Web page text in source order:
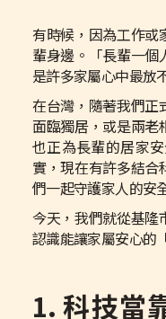
有時候，因為工作
輩身邊。「長輩一
是許多家屬心中最放
在台灣，隨著我們正
面臨獨居，或是兩
也正為長輩的居家
實，現在有許多結
們一起守護家人的安
今天，我們就從基隆
認識能讓家屬安心的
1. 科技當